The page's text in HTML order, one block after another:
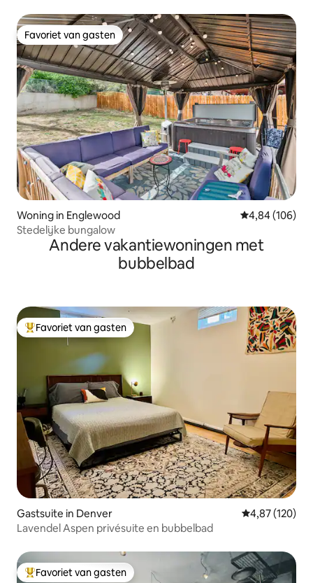
Favoriet van gasten
Favoriet van gasten
Woning in Englewood Gemiddelde
4,84 (106)
Stedelijke bungalow
Andere vakantiewoningen met
bubbelbad
Topfavoriet van gasten
Favoriet van gasten
Gastsuite in Denver Gemiddelde
4,87 (120)
Lavendel Aspen privésuite en bubbelbad
Topfavoriet van gasten
Favoriet van gasten